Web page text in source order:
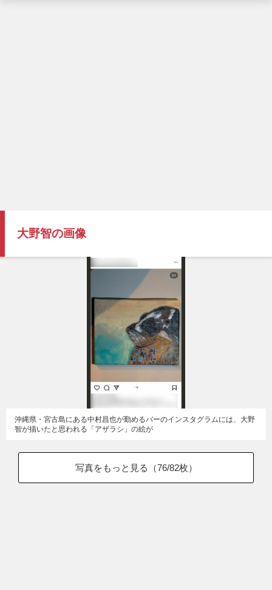
大野智の画像
沖縄県・宮古島にある中村昌也が勤めるバーのインスタグラムには、大野
智が描いたと思われる「アザラシ」の絵が
写真をもっと見る（76/82枚）